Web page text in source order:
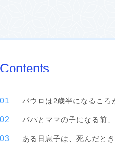
Contents
パウロは2歳半になるころ
パパとママの子になる前
ある日息子は、死んだと